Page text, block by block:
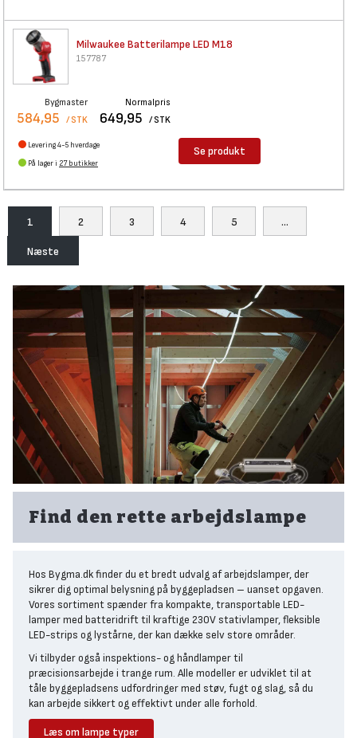
Milwaukee Batterilampe LED M18
157787
Bygmaster
584,95 / STK
Normalpris
649,95 / STK
Levering 4-5 hverdage
På lager i 27 butikker
Se produkt
1 2 3 4 5 ...
Næste
Find den rette arbejdslampe
Hos Bygma.dk finder du et bredt udvalg af arbejdslamper, der
sikrer dig optimal belysning på byggepladsen – uanset opgaven.
Vores sortiment spænder fra kompakte, transportable LED-
lamper med batteridrift til kraftige 230V stativlamper, fleksible
LED-strips og lystårne, der kan dække selv store områder.
Vi tilbyder også inspektions- og håndlamper til
præcisionsarbejde i trange rum. Alle modeller er udviklet til at
tåle byggepladsens udfordringer med støv, fugt og slag, så du
kan arbejde sikkert og effektivt under alle forhold.
Læs om lampe typer